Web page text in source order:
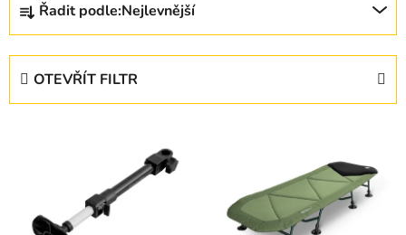
z
Řadit podle:Nejlevnější
OTEVŘÍT FILTR